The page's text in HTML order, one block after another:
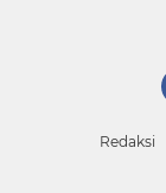
Redaksi